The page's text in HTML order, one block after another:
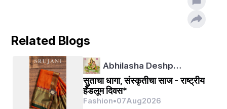
आज दिल में आ गया है बाजारवाद  l बाजारवाद के चलते बाजार  में आ गए हैं
उसमे से दुख. इमोशंस और प्यार के सारे कंपोनेंट को कर दिया गया हैं बाहर l
क्योंकि आज के समय में हो गए थे outdated और बेकार l
आज के दौर टीबी के रिमोट के माफिक हो चुकी है मोहब्बत ।
ओटीटी का जमाने में न तो
राजकुमार की तरह दीवार में  चुने वाले आशिक ही बचे हैं
न ही सलीम की तरह बगावत करने वाले आज की मोहब्बत दिहाड़ी मजदूरी
की तरह हो गई है l
जो हर रोज सुबह शुरू होकर
Related Blogs
Abhilasha Deshp…
सुताचा धागा, संस्कृतीचा साज - राष्ट्रीय
हँडलूम दिवस*
Fashion•07Aug2026